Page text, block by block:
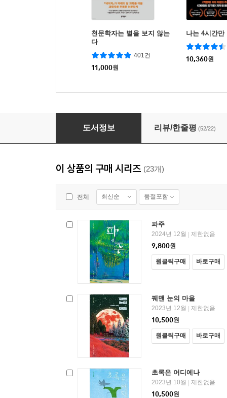
천문학자는 별을 보지 않는
다
401건
11,000원
나는 4시간만
10,360원
모든 것들의 세계
도서정보 리뷰/한줄평 (52/22)
이 상품의 구매 시리즈 (23개)
전체 최신순 품절포함
파주
2024년 12월 | 제한없음
9,800원
원클릭구매 바로구매
꿰맨 눈의 마을
2023년 12월 | 제한없음
10,500원
원클릭구매 바로구매
초록은 어디에나
2023년 10월 | 제한없음
10,500원